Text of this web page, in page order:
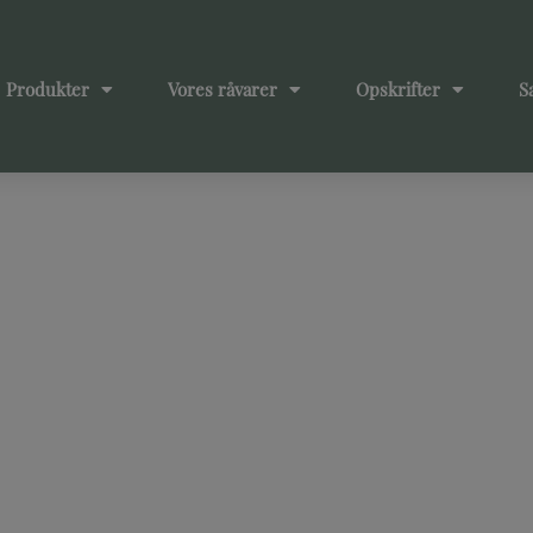
Produkter Vores råvarer Opskrifter